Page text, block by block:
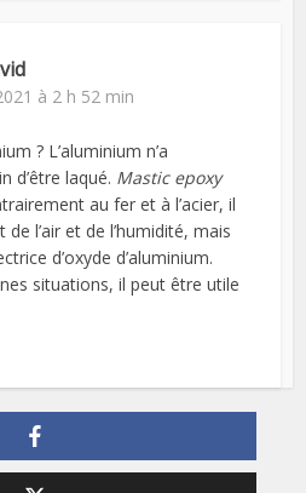
à 2 h 52 min
? L’aluminium n’a
d’être laqué. Mastic epoxy
au fer et à l’acier, il
l’air et de l’humidité, mais
d’oxyde d’aluminium.
situations, il peut être utile